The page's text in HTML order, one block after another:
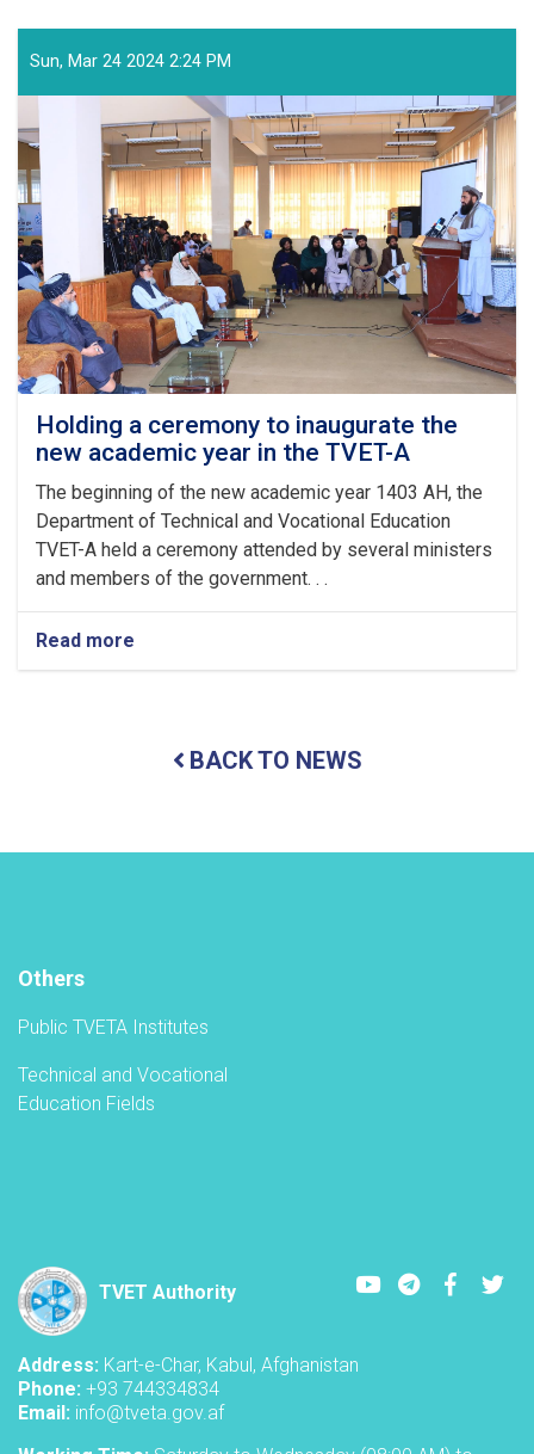
of
the
Leader
of
the
Islamic
Emirate
on
the
Arrival
of
the
Auspicious
Eid-
ul
Fitr
Sun, Mar 24 2024 2:24 PM
Holding a ceremony to inaugurate the
new academic year in the TVET-A
The beginning of the new academic year 1403 AH, the
Department of Technical and Vocational Education
TVET-A held a ceremony attended by several ministers
and members of the government. . .
Read more
Holding
inaugurate
year
BACK TO NEWS
Others
Public TVETA Institutes
Technical and Vocational
Education Fields
TVET Authority
YoutubeLinkedIn
Address: Kart-e-Char, Kabul, Afghanistan
Phone: +93 744334834
Email: info@tveta.gov.af